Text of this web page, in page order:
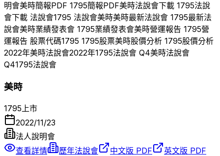
明會美時簡報PDF 1795簡報PDF美時法說會下載 1795法說
會下載 法說會1795 法說會美時美時最新法說會 1795最新法
說會美時業績發表會 1795業績發表會美時營運報告 1795營
運報告 股票代碼1795 1795股票美時股價分析 1795股價分析
2022年美時法說會2022年1795法說會 Q4美時法說會
Q41795法說會
美時
1795 上市
2022/11/23
法人說明會
查看詳情
歷年法說會 中文版 PDF
英文版 PDF